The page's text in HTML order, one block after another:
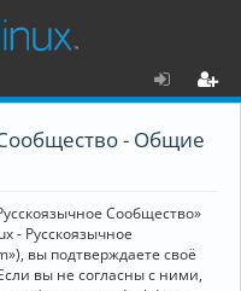
о
- Общие
Сообщество»
- Русскоязычное
вы подтверждаете своё
вы не согласны с ними,